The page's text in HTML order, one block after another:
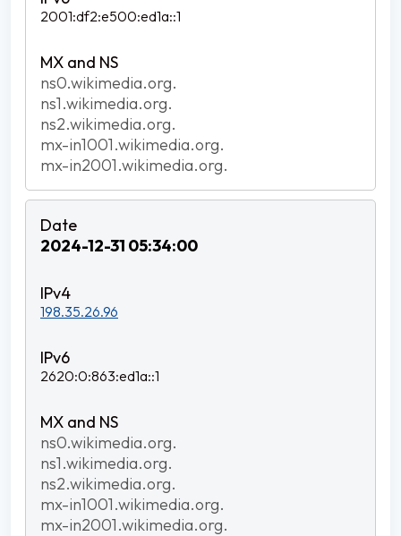
2001:df2:e500:ed1a::1
ns0.wikimedia.org.
ns1.wikimedia.org.
ns2.wikimedia.org.
mx-in1001.wikimedia.org.
mx-in2001.wikimedia.org.
2024-12-31 05:34:00
198.35.26.96
2620:0:863:ed1a::1
ns0.wikimedia.org.
ns1.wikimedia.org.
ns2.wikimedia.org.
mx-in1001.wikimedia.org.
mx-in2001.wikimedia.org.